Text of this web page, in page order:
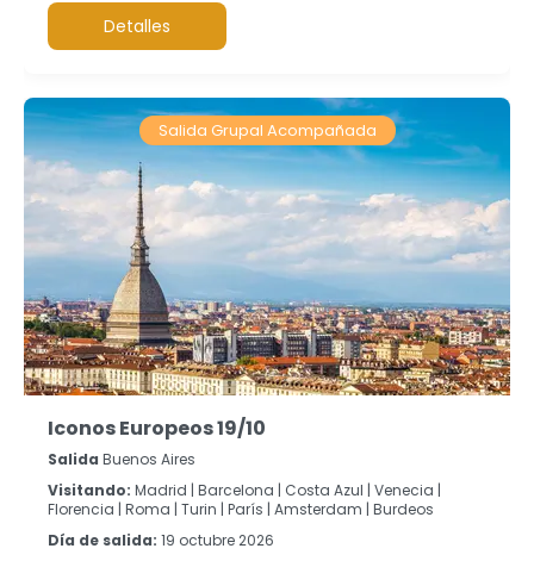
Detalles
Salida Grupal Acompañada
Iconos Europeos 19/10
Salida Buenos Aires
Visitando: Madrid | Barcelona | Costa Azul | Venecia |
Florencia | Roma | Turin | París | Amsterdam | Burdeos
Día de salida: 19 octubre 2026